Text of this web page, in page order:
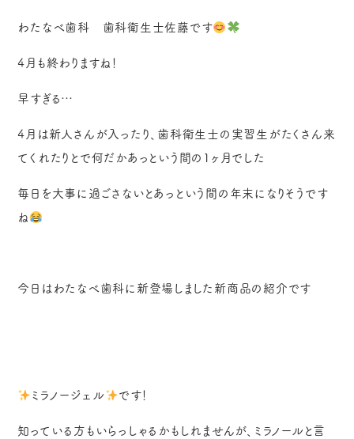
わたなべ歯科 歯科衛生士佐藤です
4月も終わりますね！
早すぎる…
4月は新人さんが入ったり、歯科衛生士の実習生がたくさん来
てくれたりとで何だかあっという間の1ヶ月でした
毎日を大事に過ごさないとあっという間の年末になりそうです
ね
今日はわたなべ歯科に新登場しました新商品の紹介です
ミラノージェル です！
知っている方もいらっしゃるかもしれませんが、ミラノールと言